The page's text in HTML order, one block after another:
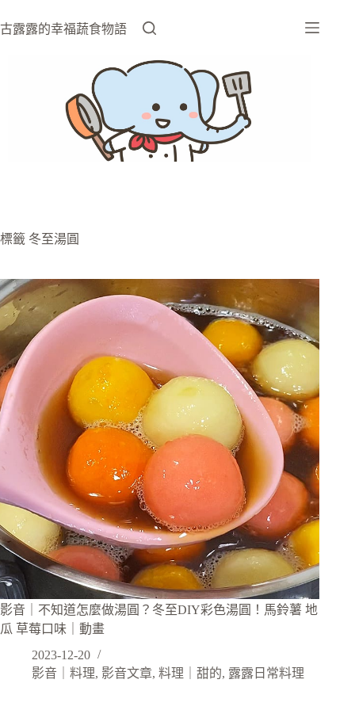
至
古露露的幸福蔬食物語
標籤 冬至湯圓
影音｜不知道怎麼做湯圓？冬至DIY彩色湯圓！馬鈴薯 地
瓜 草莓口味｜動畫
2023-12-20
影音｜料理, 影音文章, 料理｜甜的, 露露日常料理